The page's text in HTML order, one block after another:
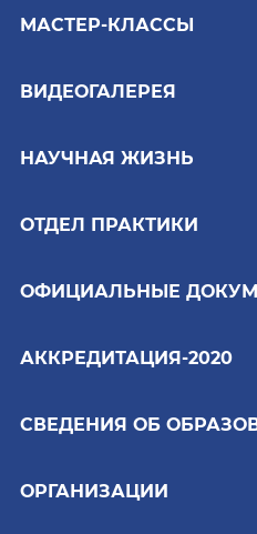
МАСТЕР-КЛАССЫ
ВИДЕОГАЛЕРЕЯ
НАУЧНАЯ ЖИЗНЬ
ОТДЕЛ ПРАКТИКИ
ОФИЦИАЛЬНЫЕ
АККРЕДИТАЦИЯ-2020
СВЕДЕНИЯ ОБ
ОРГАНИЗАЦИИ